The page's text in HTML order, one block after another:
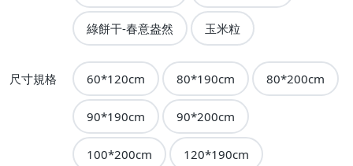
綠餅干-春意盎然 玉米粒
尺寸規格 60*120cm 80*190cm 80*200cm
90*190cm 90*200cm
100*200cm 120*190cm